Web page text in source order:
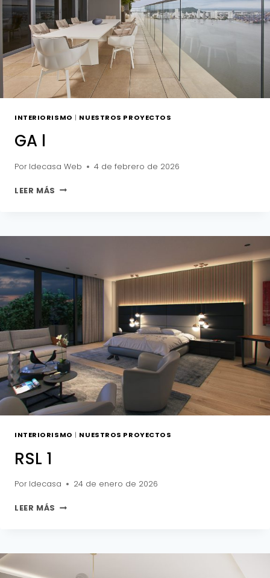
INTERIORISMO | NUESTROS PROYECTOS
GA l
Por Idecasa Web 4 de febrero de 2026
LEER MÁS GA
INTERIORISMO | NUESTROS PROYECTOS
RSL 1
Por Idecasa 24 de enero de 2026
LEER MÁS RSL